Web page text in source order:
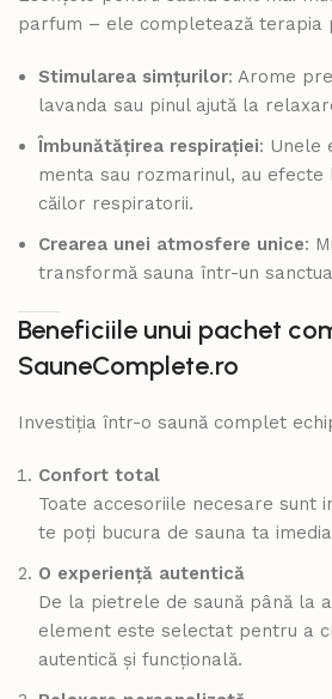
parfum – ele completează terapia
Stimularea simțurilor: Arome
lavanda sau pinul ajută la
Îmbunătățirea respirației: Unele
menta sau rozmarinul, au efecte
căilor respiratorii.
Crearea unei atmosfere unice:
transformă sauna într-un
Beneficiile unui pachet
SauneComplete.ro
Investiția într-o saună complet
Confort total
Toate accesoriile necesare sunt
te poți bucura de sauna ta
O experiență autentică
De la pietrele de saună până la
element este selectat pentru a
autentică și funcțională.